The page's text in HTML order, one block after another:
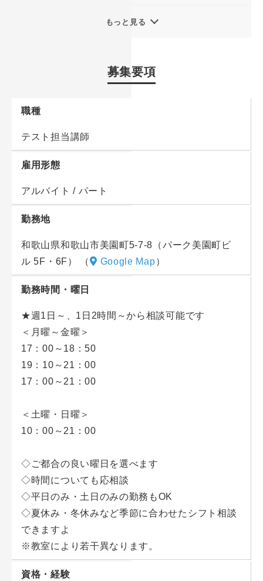
しっかりとした研修やフォロー体制があるので安心し
浜学園では他塾とは違い、講義を行わないスタッフも
も可能です。
頑張る子供たちを応援するやりがいのある仕事はじめ
ませんか！
＝＝＝＝＝＝＝
★友達同士の応募♪
★染髪・ネイル可能♪（会社規定有）
★大学生＜全学年＞対象 就職活動サポート有（キャ
リア構築サービス会社の就活セミナーに無料参加する
講義見学はありますが、講義自体の業務はないので安
経験の方も大歓迎です！
生徒さんは小学生になり、1クラス平均20名～30名程
担当教科は固定です。国語・算数・理科・社会より、
得意（好き）な教科を選べます♪
【具体的な業務内容】
・出席確認・配布物の配布、宿題ノートのチェック。
・生徒同士での採点の声掛け、質疑応答（5分程
度）。
■後半のお仕事（55分）／先生の講義の見学のみ
・見学する授業の内容は次回のテストの内容。その
もっと見る
募集要項
職種
テスト担当講師
雇用形態
アルバイト / パート
勤務地
和歌山県和歌山市美園町5-7-8（パーク美園町ビ
ル 5F・6F）
（ Google Map）
勤務時間・曜日
★週1日～、1日2時間～から相談可能です
＜月曜～金曜＞
17：00～18：50
19：10～21：00
17：00～21：00
＜土曜・日曜＞
10：00～21：00
◇ご都合の良い曜日を選べます
◇時間についても応相談
◇平日のみ・土日のみの勤務もOK
◇夏休み・冬休みなど季節に合わせたシフト相談
できますよ
※教室により若干異なります。
資格・経験